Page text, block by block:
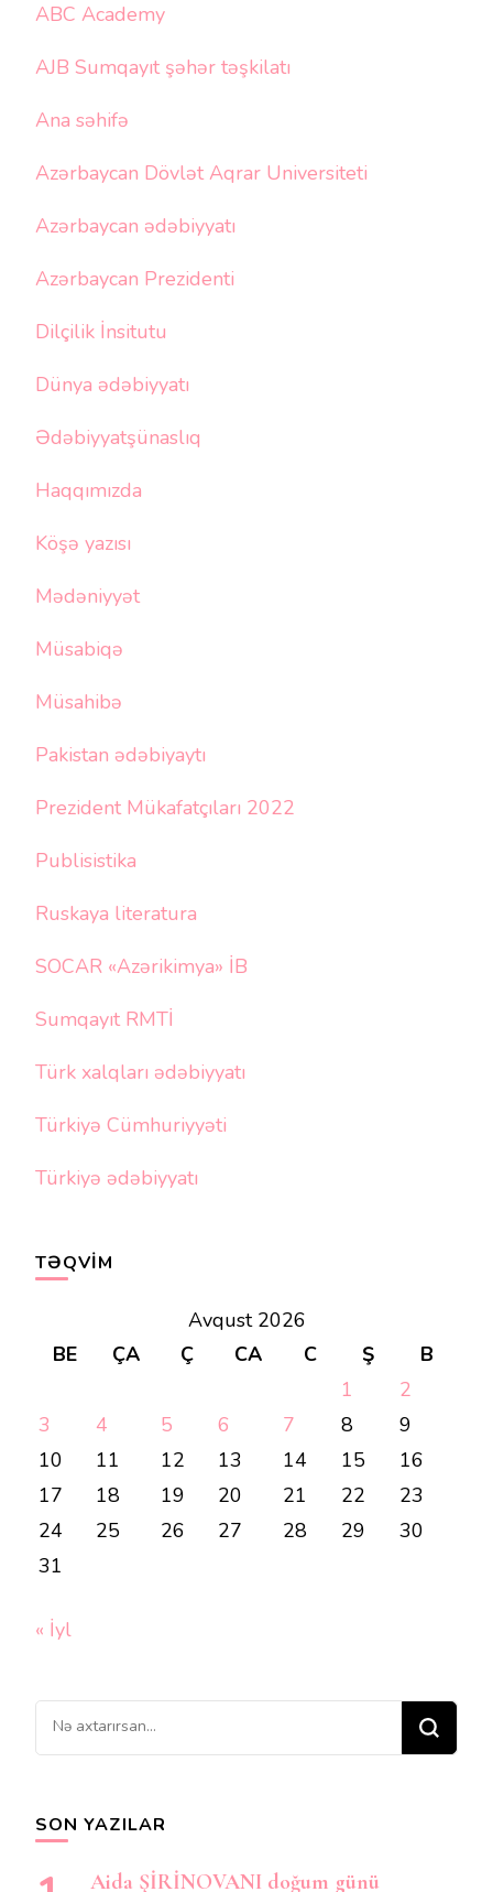
ABC Academy
AJB Sumqayıt şəhər təşkilatı
Ana səhifə
Azərbaycan Dövlət Aqrar Universiteti
Azərbaycan ədəbiyyatı
Azərbaycan Prezidenti
Dilçilik İnsitutu
Dünya ədəbiyyatı
Ədəbiyyatşünaslıq
Haqqımızda
Köşə yazısı
Mədəniyyət
Müsabiqə
Müsahibə
Pakistan ədəbiyaytı
Prezident Mükafatçıları 2022
Publisistika
Ruskaya literatura
SOCAR «Azərikimya» İB
Sumqayıt RMTİ
Türk xalqları ədəbiyyatı
Türkiyə Cümhuriyyəti
Türkiyə ədəbiyyatı
TƏQVIM
Avqust 2026
BE
ÇA Ç CA C Ş
B
1
2
3
4 5 6 7 8
9
10
11 12 13 14 15
16
17
18 19 20 21 22
23
24
25 26 27 28 29
30
31
« İyl
Bir
şey
SON YAZILAR
Aida ŞİRİNOVANI doğum günü